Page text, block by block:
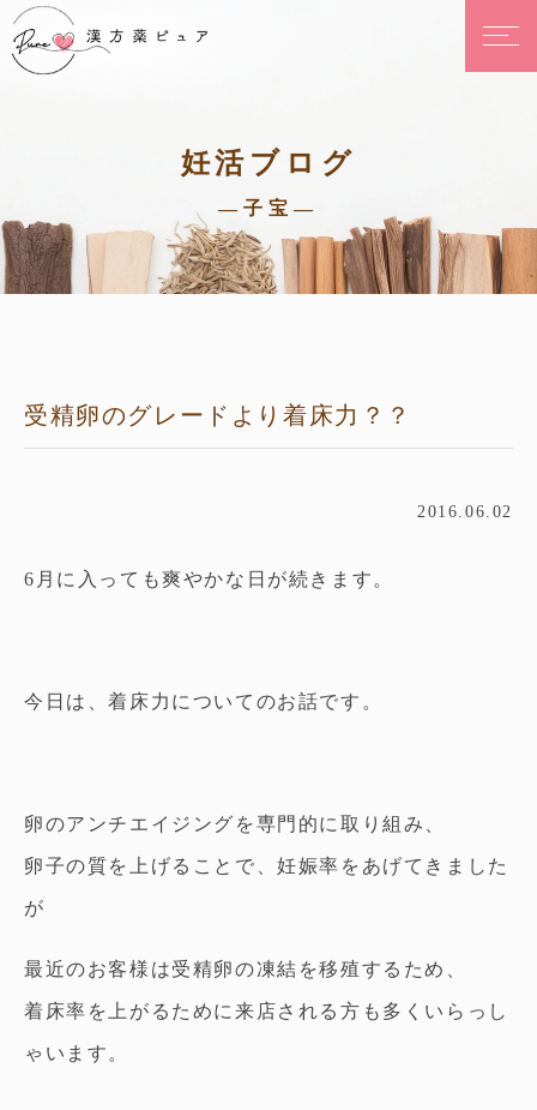
妊活ブログ
—子宝—
受精卵のグレードより着床力？？
2016.06.02
6月に入っても爽やかな日が続きます。
今日は、着床力についてのお話です。
卵のアンチエイジングを専門的に取り組み、
卵子の質を上げることで、妊娠率をあげてきました
が
最近のお客様は受精卵の凍結を移殖するため、
着床率を上がるために来店される方も多くいらっし
ゃいます。